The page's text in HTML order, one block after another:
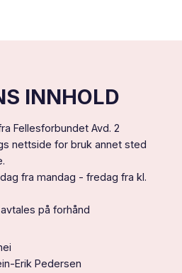
deg
INNHOLD
Fellesforbundet Avd. 2
nettside for bruk annet sted
fra mandag - fredag fra kl.
på forhånd
Erik Pedersen